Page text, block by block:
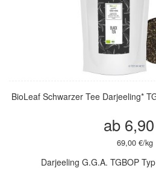
BioLeaf Schwarzer Tee Darjeeling*
ab
69,00 €/kg
Darjeeling G.G.A. TGBOP